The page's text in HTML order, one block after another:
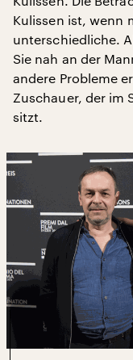
Kulissen ist, wenn
unterschiedliche.
Sie nah an der
andere Probleme
Zuschauer, der im
sitzt.